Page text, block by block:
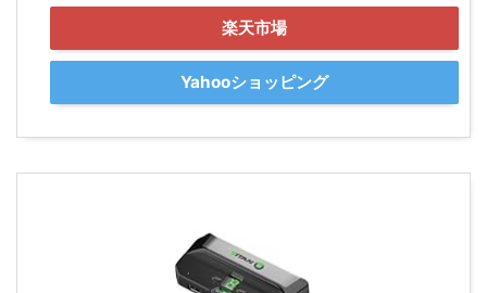
楽天市場
Yahooショッピング